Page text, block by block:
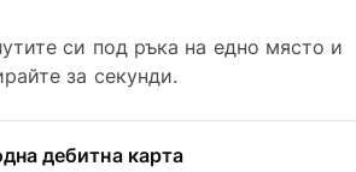
си под ръка на едно място и
за секунди.
дебитна карта